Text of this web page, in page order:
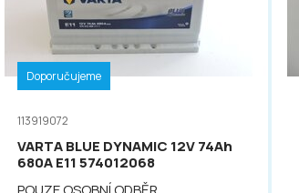
Doporučujeme
113919072
VARTA BLUE DYNAMIC 12V 74Ah
680A E11 574012068